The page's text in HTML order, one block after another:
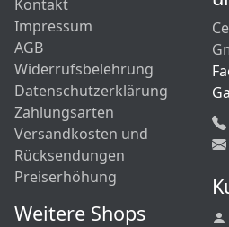
Kontakt
Impressum
AGB
Widerrufsbelehrung
Datenschutzerklärung
Zahlungsarten
Versandkosten und
Rücksendungen
Preiserhöhung
Weitere Shops